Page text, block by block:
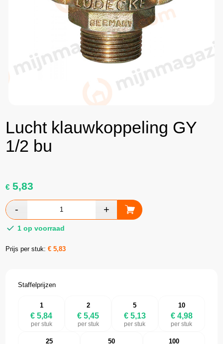
Lucht klauwkoppeling GY
1/2 bu
€ 5,83
1 op voorraad
Prijs per stuk:€5,83
Staffelprijzen
1
€ 5,84
per stuk
2
€ 5,45
per stuk
5
€ 5,13
per stuk
10
€ 4,98
per stuk
25 50 100